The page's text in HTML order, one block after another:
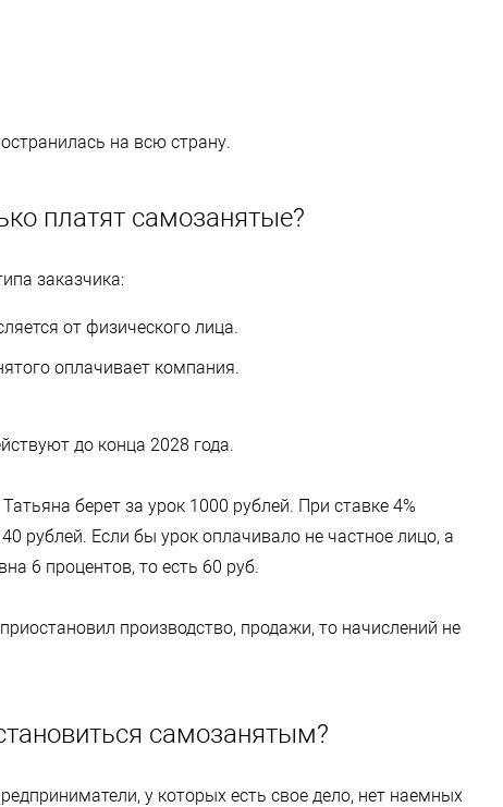
на всю страну.
платят самозанятые?
заказчика:
от физического лица.
оплачивает компания.
до конца 2028 года.
берет за урок 1000 рублей. При ставке 4%
рублей. Если бы урок оплачивало не частное лицо, а
6 процентов, то есть 60 руб.
производство, продажи, то начислений не
самозанятым?
у которых есть свое дело, нет наемных